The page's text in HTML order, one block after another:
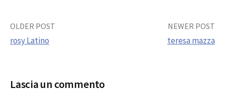
Post
OLDER POST
rosy Latino
NEWER POST
teresa mazza
Lascia un commento